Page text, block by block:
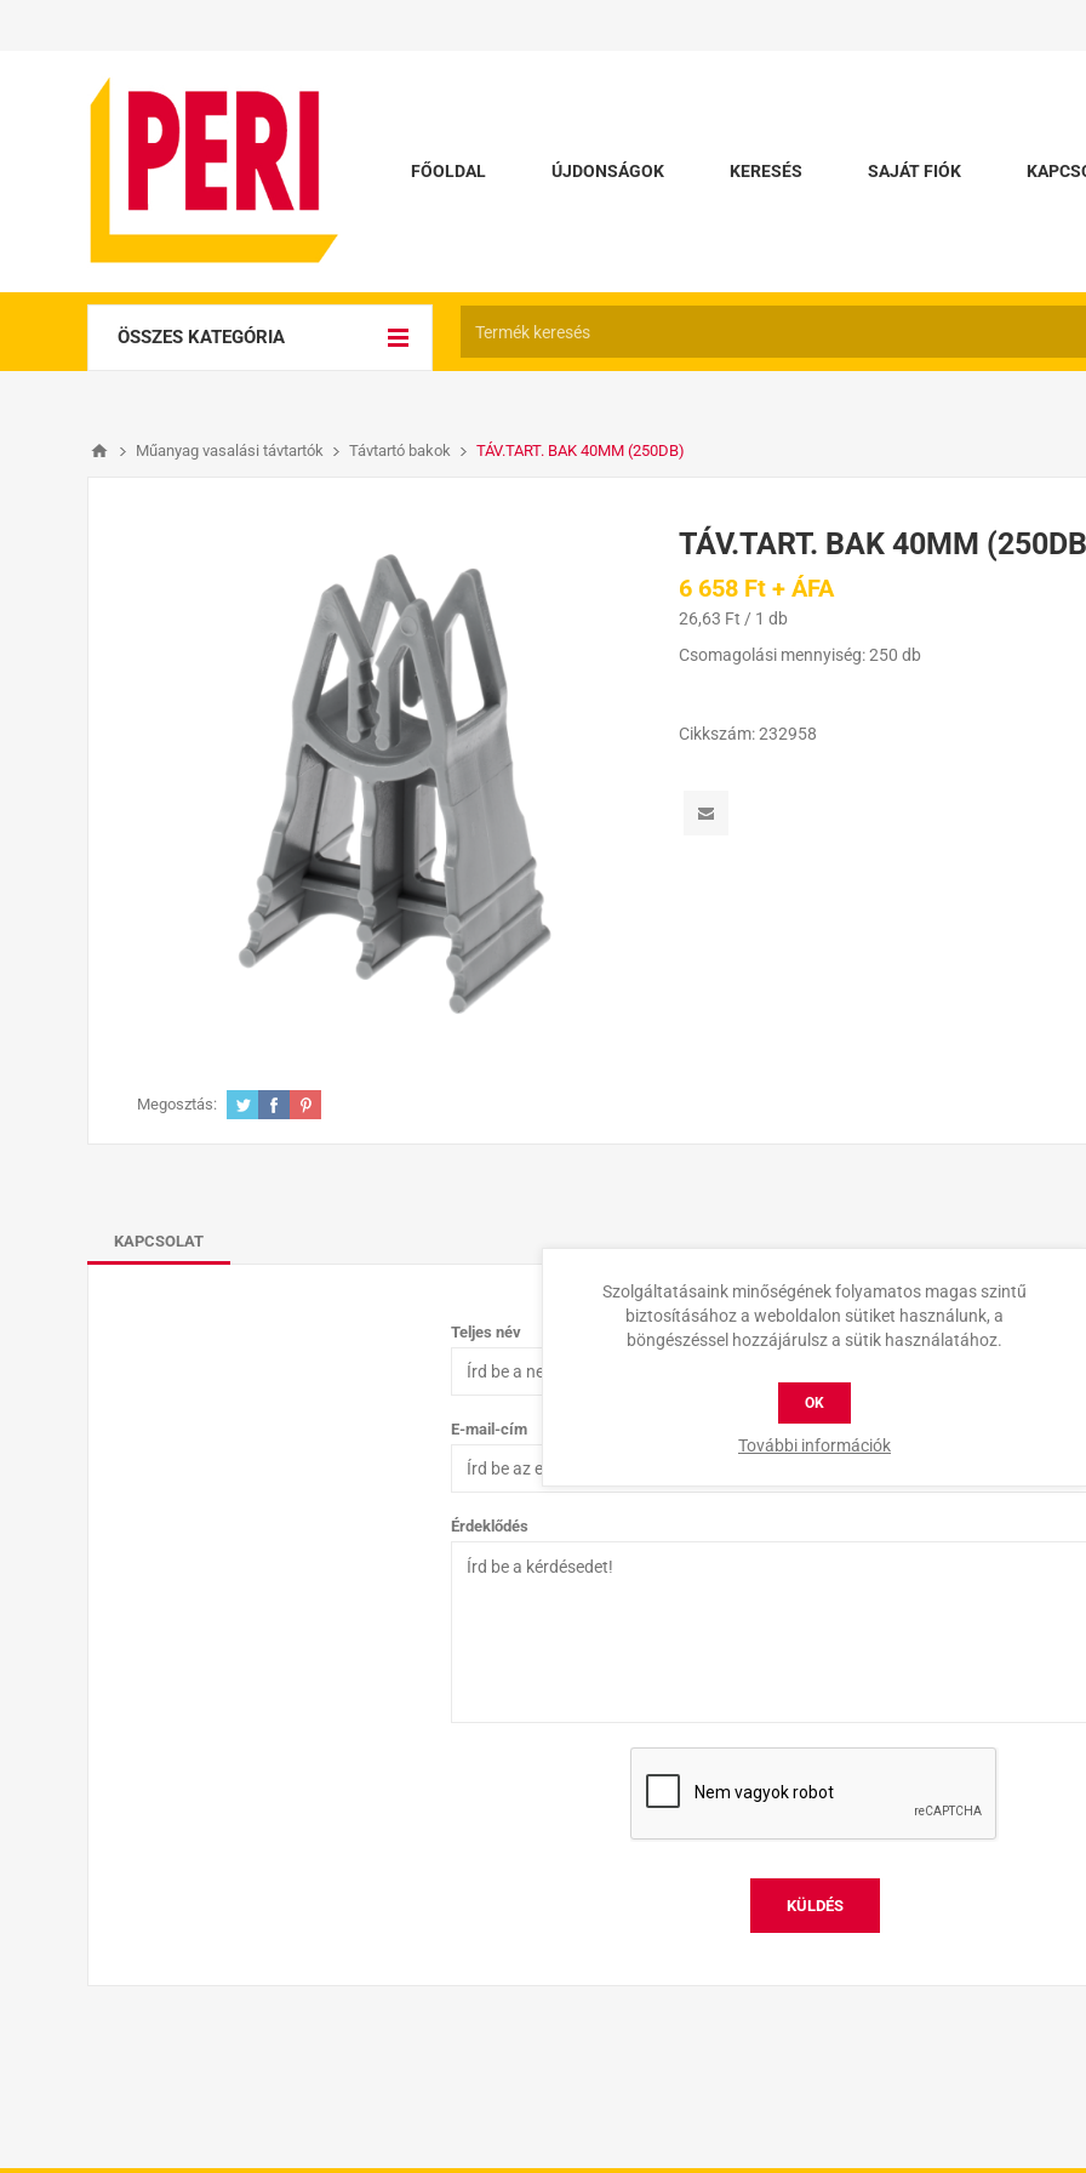
FŐOLDAL ÚJDONSÁGOK KERESÉS SAJÁT FIÓK
ÖSSZES KATEGÓRIA
Műanyag vasalási távtartók Távtartó bakok TÁV.TART. BAK 40MM (250DB)
TÁV.TART. BAK 40MM
6 658 Ft + ÁFA
26,63 Ft / 1 db
Csomagolási mennyiség: 250 db
Cikkszám: 232958
Megosztás:
KAPCSOLAT
Teljes név
E-mail-cím
Érdeklődés
KÜLDÉS
Szolgáltatásaink minőségének folyamatos magas szintű
biztosításához a weboldalon sütiket használunk, a
böngészéssel hozzájárulsz a sütik használatához.
OK
További információk